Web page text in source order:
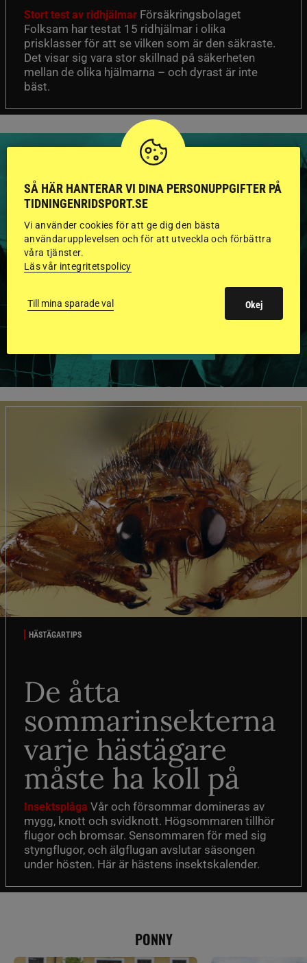
Stort test av ridhjälmar Försäkringsbolaget
Folksam har testat 15 ridhjälmar i olika
prisklasser för att se vilken som är den säkraste.
Det visar sig vara stor skillnad på säkerheten
mellan de olika hjälmarna – och dyrast är inte
bäst.
HINGSTAR ONLINE
GODKÄNDA HINGSTAR I
FLERA KATEGORIER MED
BILDER OCH FAKTA
HÄSTÄGARTIPS
De åtta
sommarinsekterna
varje hästägare
måste ha koll på
Insektsplåga Vår och försommar domineras av
mygg, knott och svidknott. Högsommaren tillhör
flugor och bromsar. Sensommaren för med sig
styngflugor, och älgflugan avslutar säsongen
under hösten. Här är hästens insektskalender.
PONNY
SÅ HÄR HANTERAR VI DINA PERSONUPPGIFTER PÅ
TIDNINGENRIDSPORT.SE
Vi använder cookies för att ge dig den bästa
användarupplevelsen och för att utveckla och förbättra
våra tjänster.
Läs vår integritetspolicy
Till mina sparade val Okej